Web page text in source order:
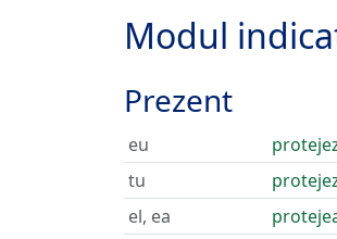
Modul
Prezent
eu
tu
el, ea